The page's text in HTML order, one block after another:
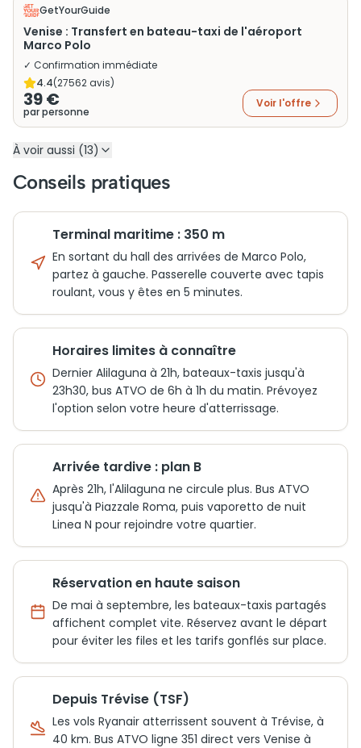
GetYourGuide
Venise : Transfert en bateau-taxi de l'aéroport
Marco Polo
✓ Confirmation immédiate
4.4(27562avis)
39 €
par personne
Voir l'offre
À voir aussi (13)
Conseils pratiques
Terminal maritime : 350 m
En sortant du hall des arrivées de Marco Polo,
partez à gauche. Passerelle couverte avec tapis
roulant, vous y êtes en 5 minutes.
Horaires limites à connaître
Dernier Alilaguna à 21h, bateaux-taxis jusqu'à
23h30, bus ATVO de 6h à 1h du matin. Prévoyez
l'option selon votre heure d'atterrissage.
Arrivée tardive : plan B
Après 21h, l'Alilaguna ne circule plus. Bus ATVO
jusqu'à Piazzale Roma, puis vaporetto de nuit
Linea N pour rejoindre votre quartier.
Réservation en haute saison
De mai à septembre, les bateaux-taxis partagés
affichent complet vite. Réservez avant le départ
pour éviter les files et les tarifs gonflés sur place.
Depuis Trévise (TSF)
Les vols Ryanair atterrissent souvent à Trévise, à
40 km. Bus ATVO ligne 351 direct vers Venise à